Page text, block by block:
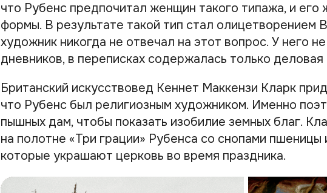
что Рубенс предпочитал женщин такого типажа, и
формы. В результате такой тип стал олицетворением
художник никогда не отвечал на этот вопрос. У него
дневников, в переписках содержалась только
Британский искусствовед Кеннет Маккензи Кларк
что Рубенс был религиозным художником. Именно
пышных дам, чтобы показать изобилие земных благ.
на полотне «Три грации» Рубенса со снопами пшеницы
которые украшают церковь во время праздника.